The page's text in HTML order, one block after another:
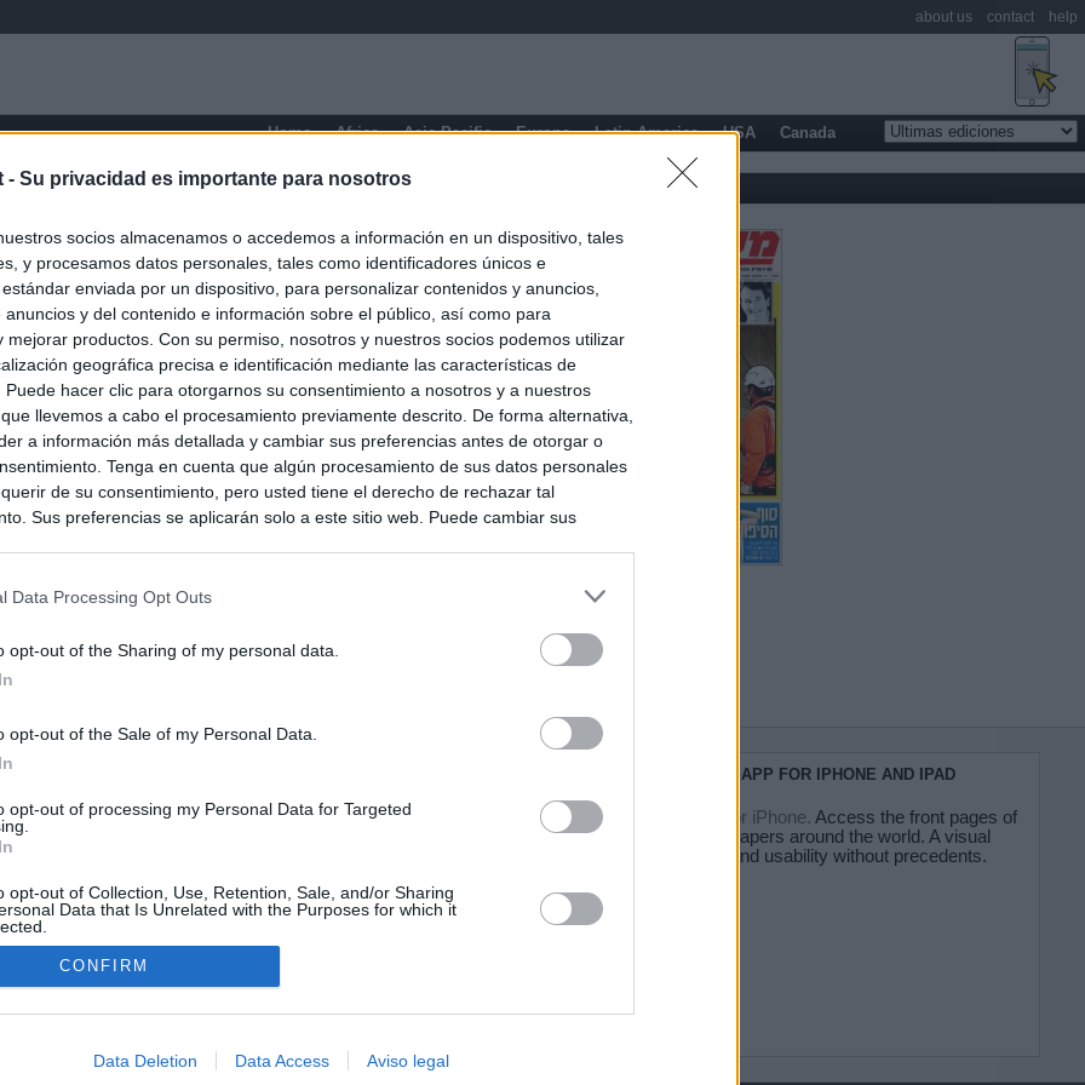
- Su privacidad es importante para nosotros
socios almacenamos o accedemos a información en un dispositivo, tales
y procesamos datos personales, tales como identificadores únicos e
enviada por un dispositivo, para personalizar contenidos y anuncios,
anuncios y del contenido e información sobre el público, así como para
mejorar productos. Con su permiso, nosotros y nuestros socios podemos utilizar
geográfica precisa e identificación mediante las características de
Puede hacer clic para otorgarnos su consentimiento a nosotros y a nuestros
llevemos a cabo el procesamiento previamente descrito. De forma alternativa,
a información más detallada y cambiar sus preferencias antes de otorgar o
Tenga en cuenta que algún procesamiento de sus datos personales
de su consentimiento, pero usted tiene el derecho de rechazar tal
Sus preferencias se aplicarán solo a este sitio web. Puede cambiar sus
Data Processing Opt Outs
opt-out of the Sharing of my personal data.
opt-out of the Sale of my Personal Data.
opt-out of processing my Personal Data for Targeted
opt-out of Collection, Use, Retention, Sale, and/or Sharing
Data that Is Unrelated with the Purposes for which it
CONFIRM
Data Deletion Data Access Aviso legal
Home Africa Asia-Pacific Europe Latin America USA Canada
daily press directory that gives access to the world's largest news
readable image taken from today's frontpage cover of each
KIOSKO.NET APP FOR IPHONE AND IPAD
Kiosko.net for iPhone. Access the front pages of
major newspapers around the world. A visual
experience and usability without precedents.
about us contact help